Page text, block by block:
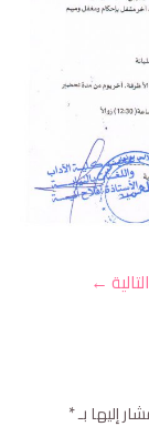
←
إليها بـ*